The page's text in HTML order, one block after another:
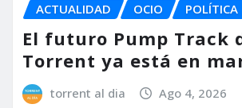
ACTUALIDAD OCIO POLÍTICA
El futuro Pump Track
Torrent ya está en
torrent al dia Ago 4, 2026